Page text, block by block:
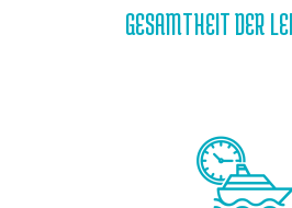
GESAMTHEIT DER